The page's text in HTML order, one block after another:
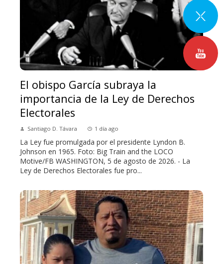
El obispo García subraya la
importancia de la Ley de Derechos
Electorales
Santiago D. Távara 1 día ago
La Ley fue promulgada por el presidente Lyndon B.
Johnson en 1965. Foto: Big Train and the LOCO
Motive/FB WASHINGTON, 5 de agosto de 2026. - La
Ley de Derechos Electorales fue pro...